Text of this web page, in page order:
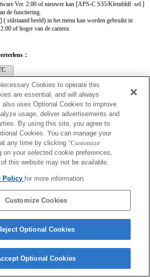
Ver. 2.00 of nieuwer kan [APS-C S35/Kleinbldf. sel.]
de functiering.
stilstaand beeld) in het menu kan worden gebruikt in
of hoger van de camera.
：
Copyright 2026 Sony Corporation
Cookies to operate this
are essential, and will always
uses Optional Cookies to improve
usage, deliver advertisements and
By using this site, you agree to
Cookies. You can manage your
any time by clicking "Customize
on your selected cookie preferences,
this website may not be available.
Policyfor more information.
Customize Cookies
Optional Cookies
Optional Cookies